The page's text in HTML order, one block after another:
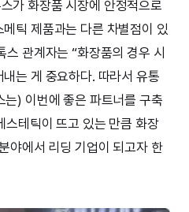
가 화장품 시장에 안정적으로
틱 제품과는 다른 차별점이 있
관계자는 “화장품의 경우 시
는 게 중요하다. 따라서 유통
) 이번에 좋은 파트너를 구축
스테틱이 뜨고 있는 만큼 화장
야에서 리딩 기업이 되고자 한